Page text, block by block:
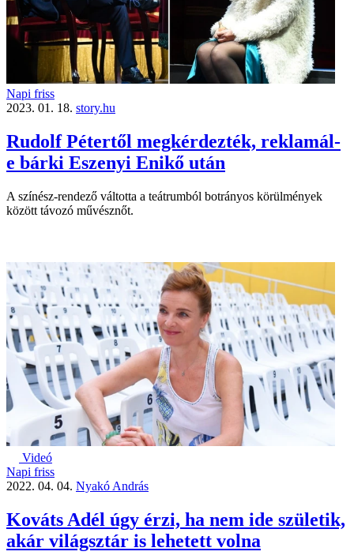
Napi friss
2023. 01. 18. story.hu
Rudolf Pétertől megkérdezték, reklamál-
e bárki Eszenyi Enikő után
A színész-rendező váltotta a teátrumból botrányos körülmények
között távozó művésznőt.
Videó
Napi friss
2022. 04. 04. Nyakó András
Kováts Adél úgy érzi, ha nem ide születik,
akár világsztár is lehetett volna